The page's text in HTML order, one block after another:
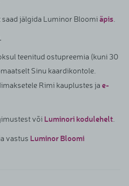
jälgida Luminor Bloomi äpis
teenitud ostupreemia (kuni 30
Sinu kaardikontole.
Rimi kauplustes ja e-
või Luminori kodulehelt
vastus Luminor Bloomi